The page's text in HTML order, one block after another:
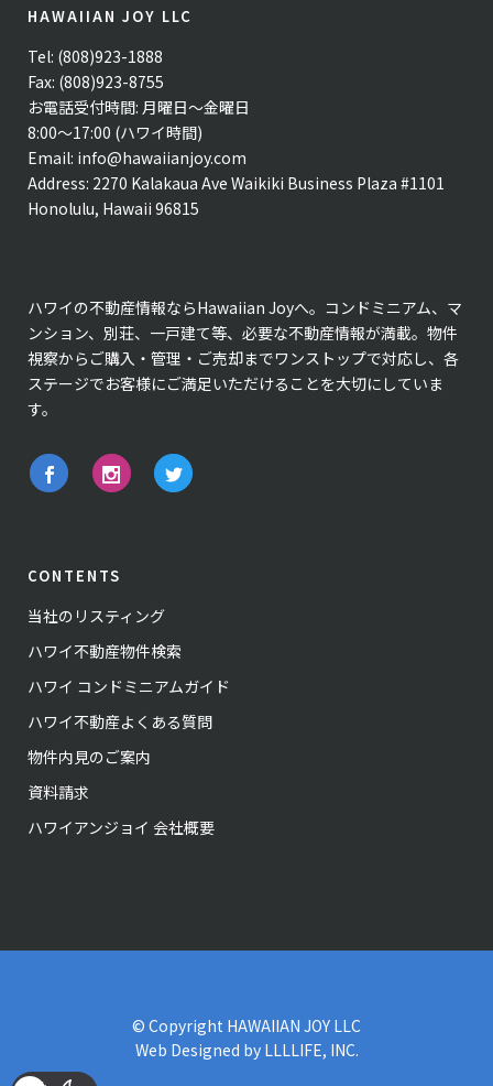
HAWAIIAN JOY LLC
Tel: (808)923-1888
Fax: (808)923-8755
お電話受付時間: 月曜日〜金曜日
8:00〜17:00 (ハワイ時間)
Email: info@hawaiianjoy.com
Address: 2270 Kalakaua Ave Waikiki Business Plaza #1101
Honolulu, Hawaii 96815
ハワイの不動産情報ならHawaiian Joyへ。コンドミニアム、マ
ンション、別荘、一戸建て等、必要な不動産情報が満載。物件
視察からご購入・管理・ご売却までワンストップで対応し、各
ステージでお客様にご満足いただけることを大切にしていま
す。
CONTENTS
当社のリスティング
ハワイ不動産物件検索
ハワイ コンドミニアムガイド
ハワイ不動産よくある質問
物件内見のご案内
資料請求
ハワイアンジョイ 会社概要
© Copyright HAWAIIAN JOY LLC
Web Designed by LLLLIFE, INC.